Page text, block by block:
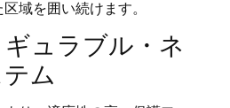
域を囲い続けます。
ュラブル・ネ
ム